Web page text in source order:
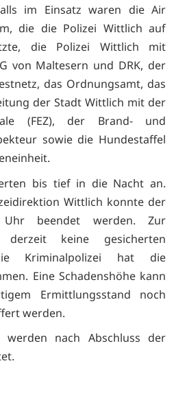
im Einsatz waren die Air
die die Polizei Wittlich auf
die Polizei Wittlich mit
von Maltesern und DRK, der
das Ordnungsamt, das
der Stadt Wittlich mit der
(FEZ), der Brand- und
sowie die Hundestaffel
bis tief in die Nacht an.
Wittlich konnte der
beendet werden. Zur
derzeit keine gesicherten
Kriminalpolizei hat die
Eine Schadenshöhe kann
Ermittlungsstand noch
werden.
werden nach Abschluss der